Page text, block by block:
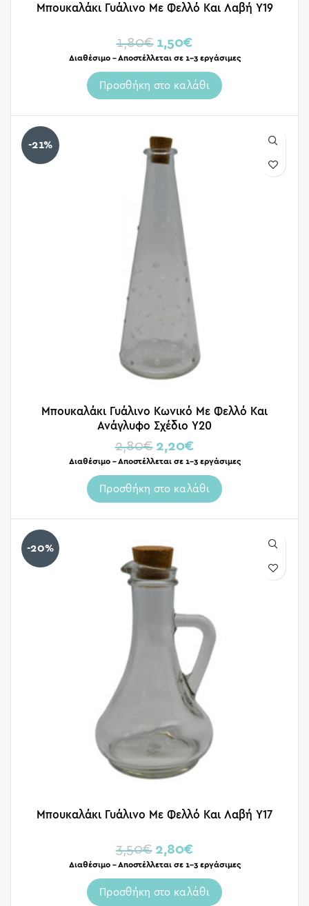
Μπουκαλάκι Γυάλινο Με Φελλό Και Λαβή Υ19
1,80€ 1,50€
Διαθέσιμο – Αποστέλλεται σε 1-3 εργάσιμες
Προσθήκη στο καλάθι
-21%
Μπουκαλάκι Γυάλινο Κωνικό Με Φελλό Και
Ανάγλυφο Σχέδιο Υ20
2,80€ 2,20€
Διαθέσιμο – Αποστέλλεται σε 1-3 εργάσιμες
Προσθήκη στο καλάθι
-20%
Μπουκαλάκι Γυάλινο Με Φελλό Και Λαβή Υ17
3,50€ 2,80€
Διαθέσιμο – Αποστέλλεται σε 1-3 εργάσιμες
Προσθήκη στο καλάθι